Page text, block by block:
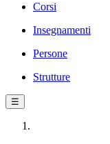
Corsi
Insegnamenti
Persone
Strutture
☰